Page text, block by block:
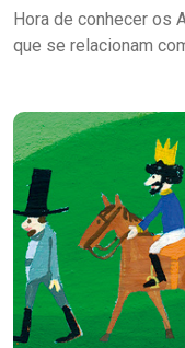
Hora de conhecer os
que se relacionam